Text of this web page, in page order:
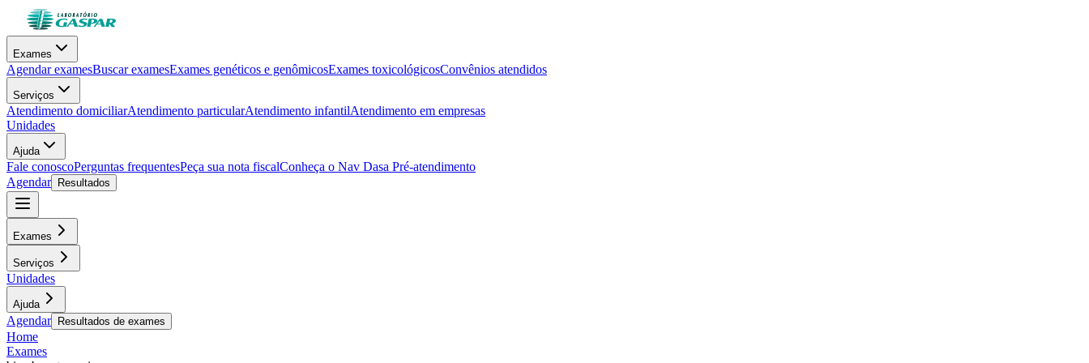
Exames
Agendar examesBuscar examesExames genéticos e genômicosExames toxicológicosConvênios atendidos
Serviços
Atendimento domiciliarAtendimento particularAtendimento infantilAtendimento em empresas
Unidades
Ajuda
Fale conoscoPerguntas frequentesPeça sua nota fiscalConheça o Nav Dasa Pré-atendimento
Agendar
Resultados
Exames
Serviços
Unidades
Ajuda
Agendar Resultados de exames
Home
Exames